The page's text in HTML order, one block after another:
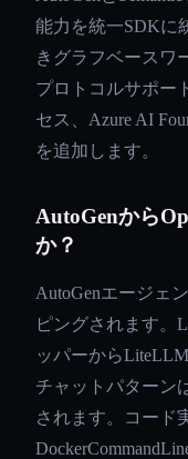
能力を統一SDKに
きグラフベースワ
プロトコルサポー
セス、Azure AI
を追加します。
AutoGenから
か？
AutoGenエージェ
ピングされます。
ッパーから
チャットパターン
されます。コード